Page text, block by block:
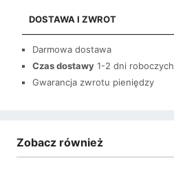
DOSTAWA I ZWROT
Darmowa dostawa
Czas dostawy 1-2 dni roboczych
Gwarancja zwrotu pieniędzy
Zobacz również